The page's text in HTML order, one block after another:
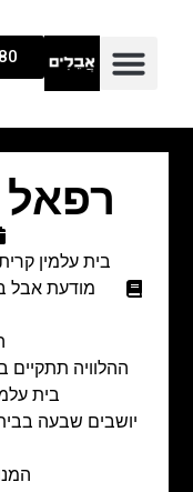
רפאל
בית עלמין
מודעת אבל
בית